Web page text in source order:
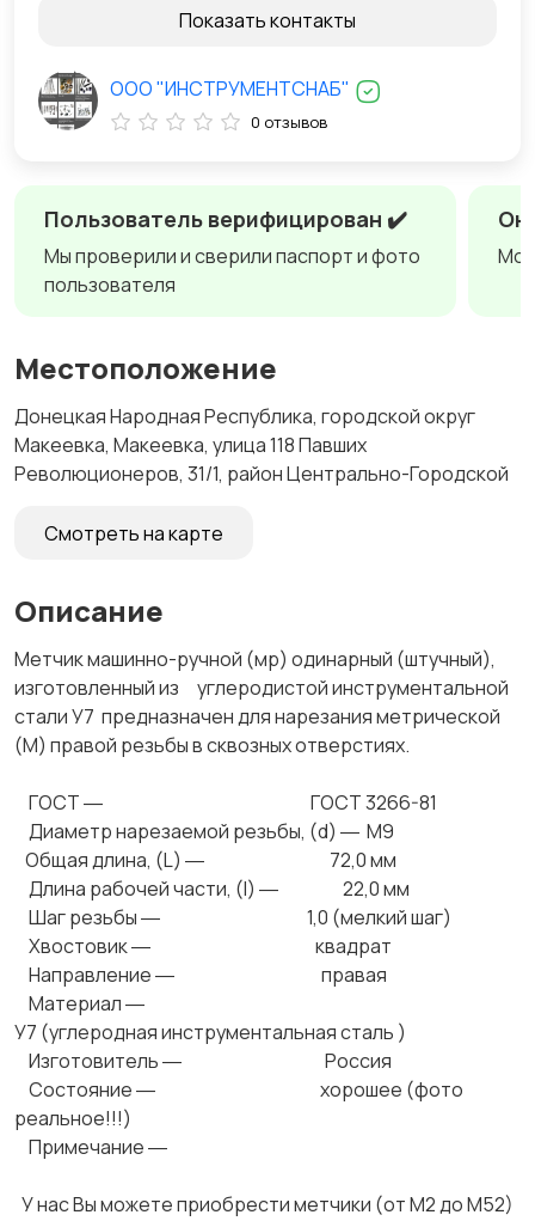
Пользователь верифицирован ✔️
Мы проверили и сверили паспорт и фото
пользователя
Местоположение
Донецкая Народная Республика, городской округ
Макеевка, Макеевка, улица 118 Павших
Революционеров, 31/1, район Центрально-Городской
Смотреть на карте
Описание
Метчик машинно-ручной (мр) одинарный (штучный),
изготовленный из углеродистой инструментальной
стали У7 предназначен для нарезания метрической
(М) правой резьбы в сквозных отверстиях.
ГОСТ ― ГОСТ 3266-81
Диаметр нарезаемой резьбы, (d) ― М9
Общая длина, (L) ― 72,0 мм
Длина рабочей части, (l) ― 22,0 мм
Шаг резьбы ― 1,0 (мелкий шаг)
Хвостовик ― квадрат
Направление ― правая
Материал ―
У7 (углеродная инструментальная сталь )
Изготовитель ― Россия
Состояние ― хорошее (фото
реальное!!!)
Примечание ―
У нас Вы можете приобрести метчики (от М2 до М52)
Показать контакты
ООО "ИНСТРУМЕНТСНАБ"
0 отзывов